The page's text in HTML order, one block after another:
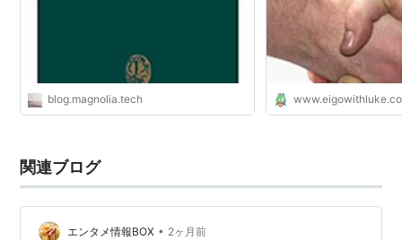
blog.magnolia.tech
関連ブログ
エンタメ情報BOX • 2ヶ月前